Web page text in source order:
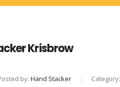
Krisbrow
by: Hand Stacker Category: